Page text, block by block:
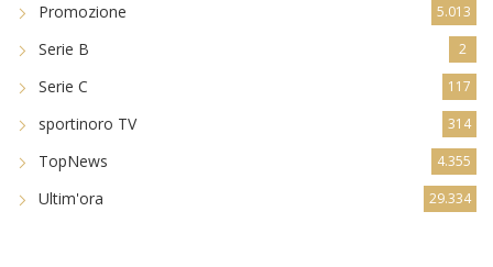
Promozione 5.013
Serie B 2
Serie C 117
sportinoro TV 314
TopNews 4.355
Ultim'ora 29.334